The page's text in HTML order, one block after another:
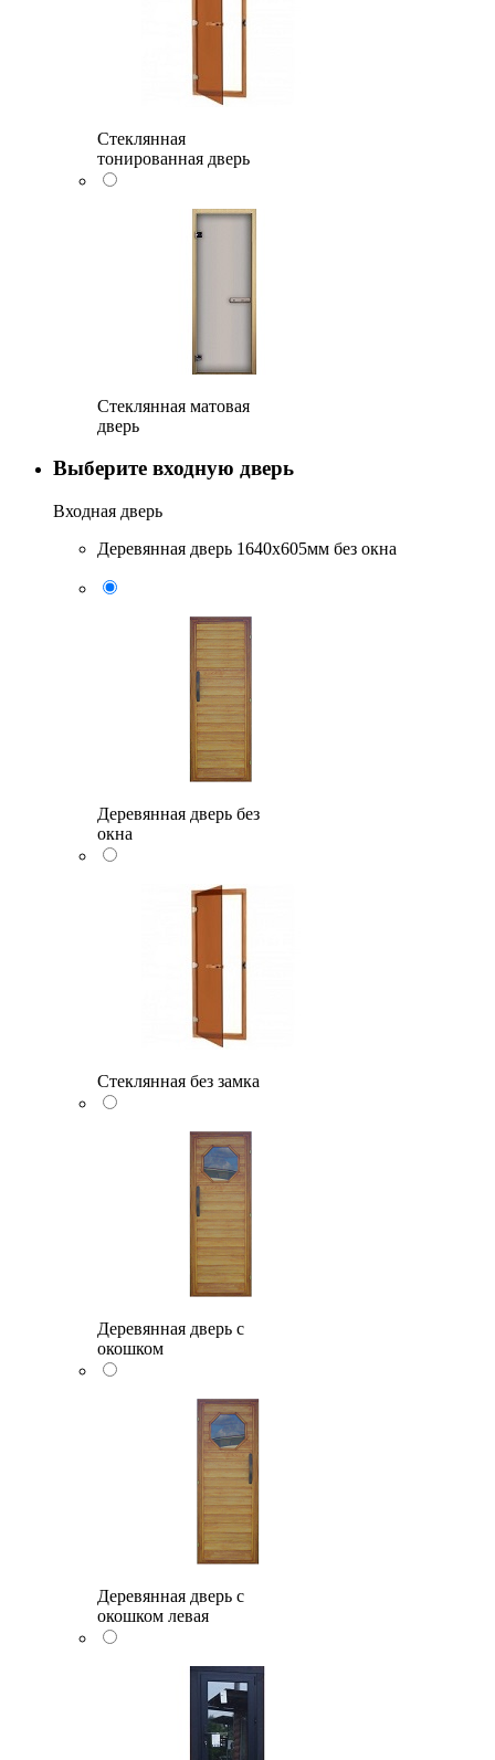
Стеклянная
тонированная дверь
Стеклянная матовая
дверь
Выберите входную дверь
Входная дверь
Деревянная дверь 1640x605мм без окна
Деревянная дверь без
окна
Стеклянная без замка
Деревянная дверь с
окошком
Деревянная дверь с
окошком левая